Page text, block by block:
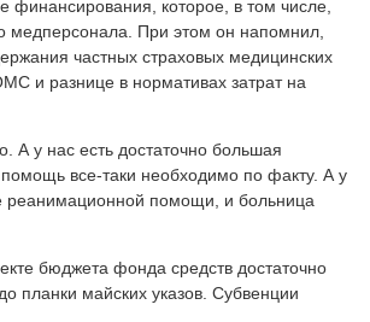
финансирования, которое, в том числе,
медперсонала. При этом он напомнил,
частных страховых медицинских
и разнице в нормативах затрат на
А у нас есть достаточно большая
все-таки необходимо по факту. А у
реанимационной помощи, и больница
бюджета фонда средств достаточно
планки майских указов. Субвенции